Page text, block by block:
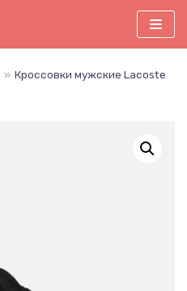
» Кроссовки мужские Lacoste